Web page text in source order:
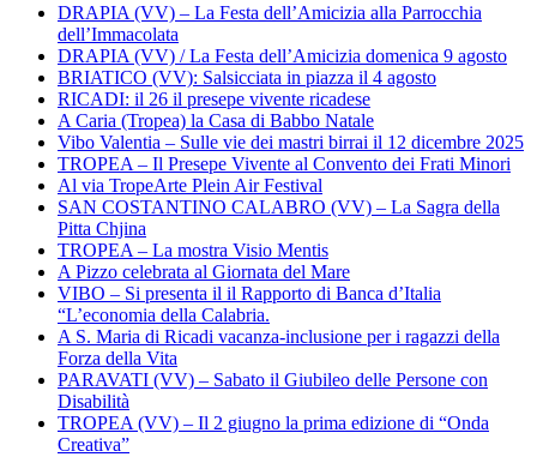
DRAPIA (VV) – La Festa dell’Amicizia alla Parrocchia
dell’Immacolata
DRAPIA (VV) / La Festa dell’Amicizia domenica 9 agosto
BRIATICO (VV): Salsicciata in piazza il 4 agosto
RICADI: il 26 il presepe vivente ricadese
A Caria (Tropea) la Casa di Babbo Natale
Vibo Valentia – Sulle vie dei mastri birrai il 12 dicembre 2025
TROPEA – Il Presepe Vivente al Convento dei Frati Minori
Al via TropeArte Plein Air Festival
SAN COSTANTINO CALABRO (VV) – La Sagra della
Pitta Chjina
TROPEA – La mostra Visio Mentis
A Pizzo celebrata al Giornata del Mare
VIBO – Si presenta il il Rapporto di Banca d’Italia
“L’economia della Calabria.
A S. Maria di Ricadi vacanza-inclusione per i ragazzi della
Forza della Vita
PARAVATI (VV) – Sabato il Giubileo delle Persone con
Disabilità
TROPEA (VV) – Il 2 giugno la prima edizione di “Onda
Creativa”